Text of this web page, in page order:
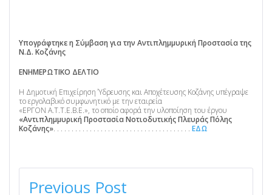
Υπογράφτηκε η Σύμβαση για την Αντιπλημμυρική Προστασία της
Ν.Δ. Κοζάνης
ΕΝΗΜΕΡΩΤΙΚΟ ΔΕΛΤΙΟ
Η Δημοτική Επιχείρηση Ύδρευσης και Αποχέτευσης Κοζάνης υπέγραψε
το εργολαβικό συμφωνητικό με την εταιρεία
«ΕΡΓΟΝ Α.Τ.Τ.Ε.Β.Ε.», το οποίο αφορά την υλοποίηση του έργου
«Αντιπλημμυρική Προστασία Νοτιοδυτικής Πλευράς Πόλης
Κοζάνης». . . . . . . . . . . . . . . . . . . . . . . . . . . . . . . . . . . . . . ΕΔΩ
ΠΛΟΉΓΗΣΗ
ΆΡΘΡΩΝ
Previous Post